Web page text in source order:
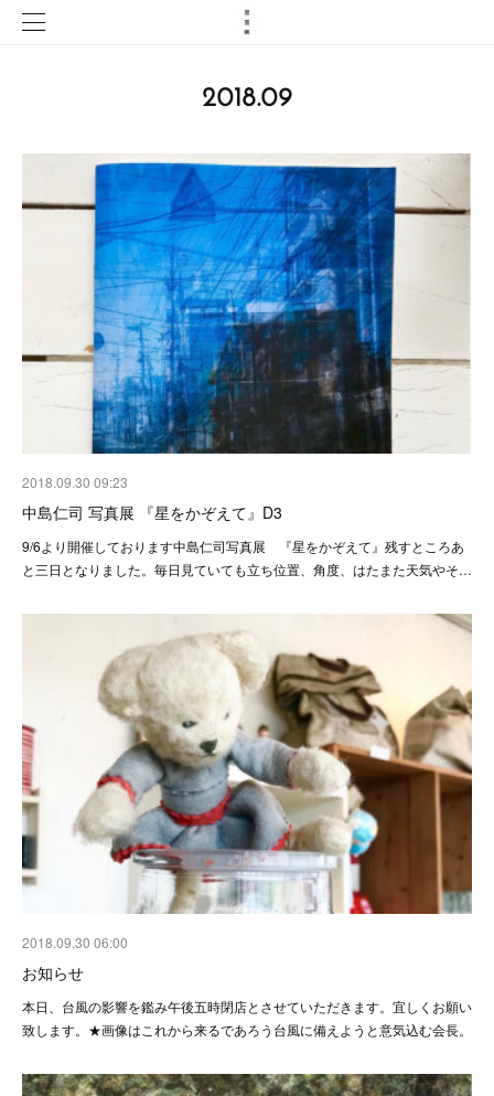
2018.09
2018.09.30 09:23
中島仁司 写真展 『星をかぞえて』D3
9/6より開催しております中島仁司写真展 『星をかぞえて』残すところあ
と三日となりました。 毎日見ていても立ち位置、角度、はたまた天気やそ…
2018.09.30 06:00
お知らせ
本日、台風の影響を鑑み午後五時閉店とさせていただきます。 宜しくお願い
致します。 ★画像はこれから来るであろう台風に備えようと意気込む会長。